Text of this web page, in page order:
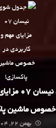
جدول شوی
خصوص ماشین
بهمن 22, 1404